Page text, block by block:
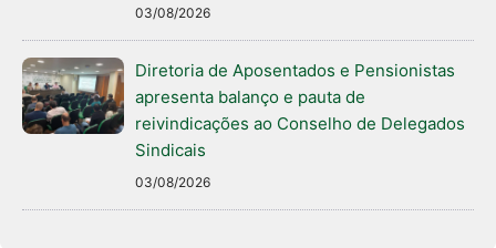
03/08/2026
Diretoria de Aposentados e Pensionistas
apresenta balanço e pauta de
reivindicações ao Conselho de Delegados
Sindicais
03/08/2026